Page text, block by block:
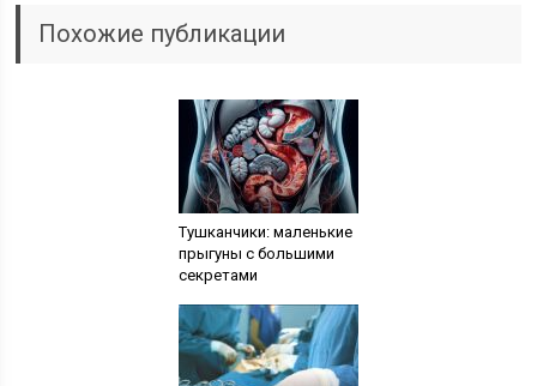
Похожие публикации
Тушканчики: маленькие
прыгуны с большими
секретами